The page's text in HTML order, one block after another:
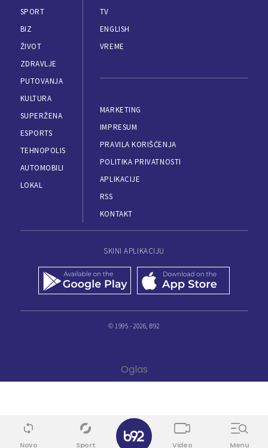
SPORT
BIZ
ŽIVOT
ZDRAVLJE
PUTOVANJA
KULTURA
SUPERŽENA
ESPORTS
TEHNOPOLIS
AUTOMOBILI
LOKAL
TV
ENGLISH
VREME
MARKETING
IMPRESUM
PRAVILA KORIŠĆENJA
POLITIKA PRIVATNOSTI
APLIKACIJE
RSS
KONTAKT
SKINI APLIKACIJU
© 1995 - 2026, B92
Novo Sport Video Menu